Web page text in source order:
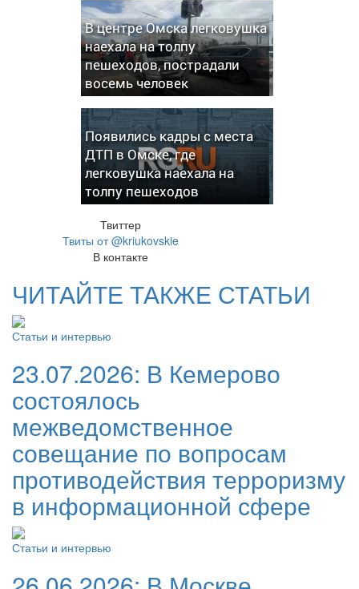
В центре Омска легковушка
наехала на толпу
пешеходов, пострадали
восемь человек
Появились кадры с места
ДТП в Омске, где
легковушка наехала на
толпу пешеходов
Твиттер
Твиты от @kriukovskie
В контакте
ЧИТАЙТЕ ТАКЖЕ СТАТЬИ
Статьи и интервью
23.07.2026: В Кемерово
состоялось
межведомственное
совещание по вопросам
противодействия терроризму
в информационной сфере
Статьи и интервью